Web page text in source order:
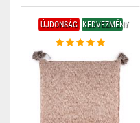
ÚJDONSÁG KEDVEZMÉNY